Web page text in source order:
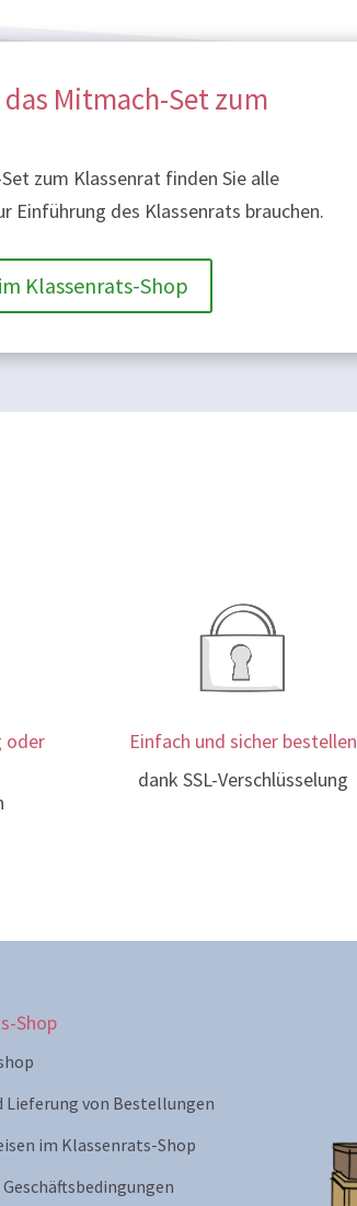
Mitmach-Set zum
zum Klassenrat finden Sie alle
Einführung des Klassenrats brauchen.
Klassenrats-Shop
oder
Einfach und sicher bestellen
dank SSL-Verschlüsselung
Shop
Lieferung von Bestellungen
im Klassenrats-Shop